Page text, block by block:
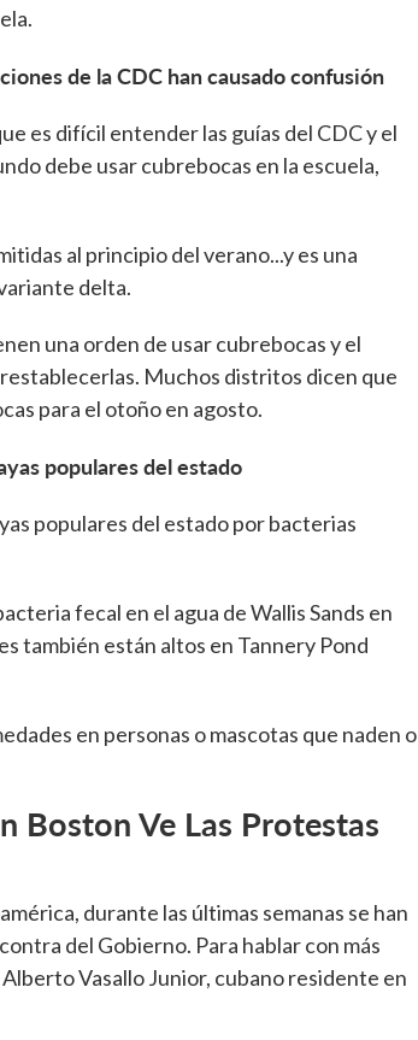
de la CDC han causado confusión
es difícil entender las guías del CDC y el
debe usar cubrebocas en la escuela,
al principio del verano...y es una
delta.
una orden de usar cubrebocas y el
Muchos distritos dicen que
para el otoño en agosto.
populares del estado
populares del estado por bacterias
fecal en el agua de Wallis Sands en
también están altos en Tannery Pond
en personas o mascotas que naden o
Boston Ve Las Protestas
durante las últimas semanas se han
del Gobierno. Para hablar con más
Vasallo Junior, cubano residente en